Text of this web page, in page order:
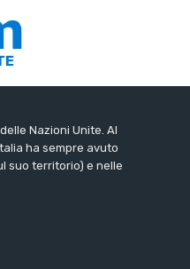
Nazioni Unite. Al
ha sempre avuto
suo territorio) e nelle